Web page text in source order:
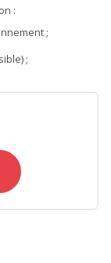
:
;
;